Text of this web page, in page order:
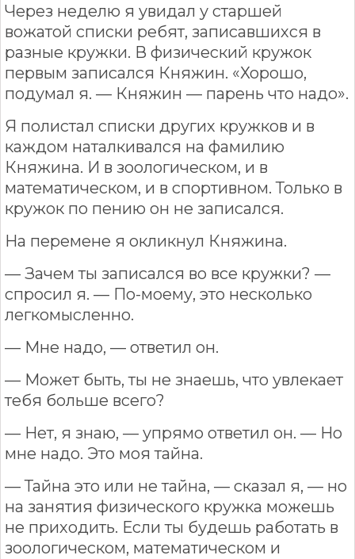
Через неделю я увидал у старшей
вожатой списки ребят, записавшихся в
разные кружки. В физический кружок
первым записался Княжин. «Хорошо,
подумал я. — Княжин — парень что надо».
Я полистал списки других кружков и в
каждом наталкивался на фамилию
Княжина. И в зоологическом, и в
математическом, и в спортивном. Только в
кружок по пению он не записался.
На перемене я окликнул Княжина.
— Зачем ты записался во все кружки? —
спросил я. — По-моему, это несколько
легкомысленно.
— Мне надо, — ответил он.
— Может быть, ты не знаешь, что увлекает
тебя больше всего?
— Нет, я знаю, — упрямо ответил он. — Но
мне надо. Это моя тайна.
— Тайна это или не тайна, — сказал я, — но
на занятия физического кружка можешь
не приходить. Если ты будешь работать в
зоологическом, математическом и